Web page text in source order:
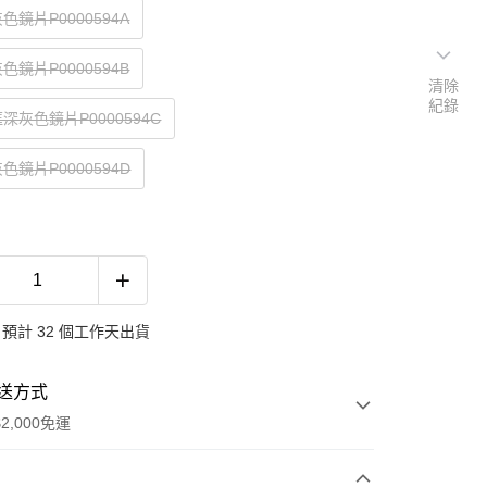
色鏡片P0000594A
色鏡片P0000594B
深灰色鏡片P0000594C
色鏡片P0000594D
計 32 個工作天出貨
方式
免運
清除
紀錄